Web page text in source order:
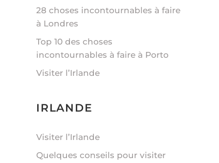
28 choses incontournables à faire
à Londres
Top 10 des choses
incontournables à faire à Porto
Visiter l’Irlande
IRLANDE
Visiter l’Irlande
Quelques conseils pour visiter